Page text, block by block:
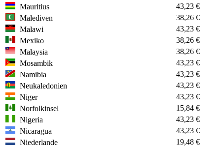
Mauritius
43,23 €
Malediven
38,26 €
Malawi
43,23 €
Mexiko
38,26 €
Malaysia
38,26 €
Mosambik
43,23 €
Namibia
43,23 €
Neukaledonien
43,23 €
Niger
43,23 €
Norfolkinsel
15,84 €
Nigeria
43,23 €
Nicaragua
43,23 €
Niederlande
19,48 €